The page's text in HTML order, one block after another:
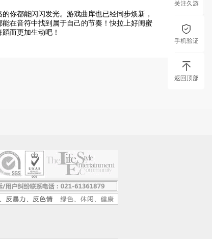
你都能闪闪发光。游戏曲库也已经同步焕新，
在音符中找到属于自己的节奏！快拉上好闺蜜
而更加生动吧！